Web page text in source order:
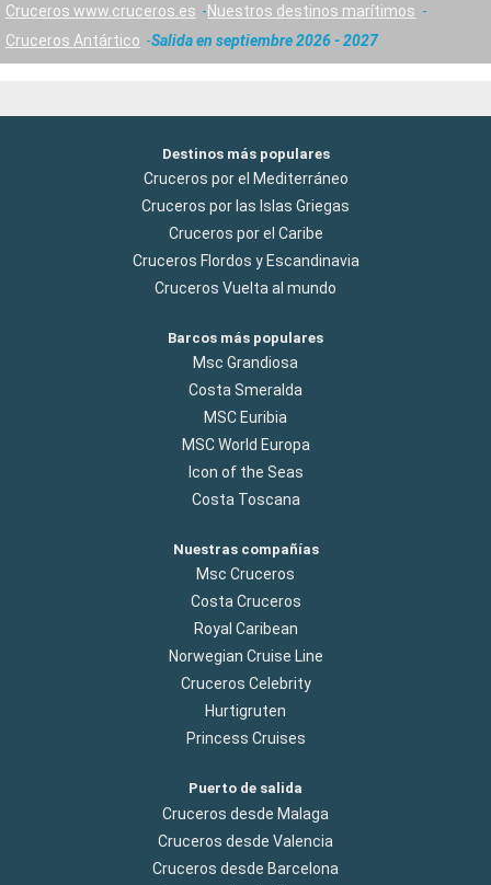
Cruceros www.cruceros.es
Nuestros destinos marítimos
Cruceros Antártico
Salida en septiembre 2026 - 2027
Destinos más populares
Cruceros por el Mediterráneo
Cruceros por las Islas Griegas
Cruceros por el Caribe
Cruceros Flordos y Escandinavia
Cruceros Vuelta al mundo
Barcos más populares
Msc Grandiosa
Costa Smeralda
MSC Euribia
MSC World Europa
Icon of the Seas
Costa Toscana
Nuestras compañías
Msc Cruceros
Costa Cruceros
Royal Caribean
Norwegian Cruise Line
Cruceros Celebrity
Hurtigruten
Princess Cruises
Puerto de salida
Cruceros desde Malaga
Cruceros desde Valencia
Cruceros desde Barcelona